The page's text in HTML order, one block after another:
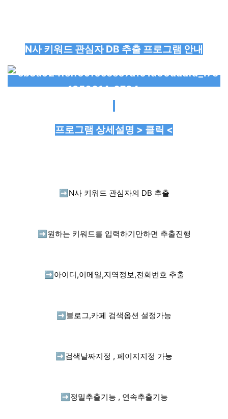
N사 키워드 관심자 DB 추출 프로그램 안내
프로그램 상세설명 > 클릭 <
➡️ N사 키워드 관심자의 DB 추출
➡️ 원하는 키워드를 입력하기만하면 추출진행
➡️ 아이디,이메일,지역정보,전화번호 추출
➡️ 블로그,카페 검색옵션 설정가능
➡️ 검색날짜지정 , 페이지지정 가능
➡️ 정밀추출기능 , 연속추출기능